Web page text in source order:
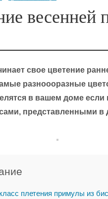
весенней
свое цветение
разноооразные
в вашем доме
представленными в
плетения примулы из